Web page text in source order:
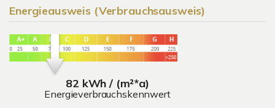
Energieausweis (Verbrauchsausweis)
82 kWh / (m²*a)
Energieverbrauchskennwert